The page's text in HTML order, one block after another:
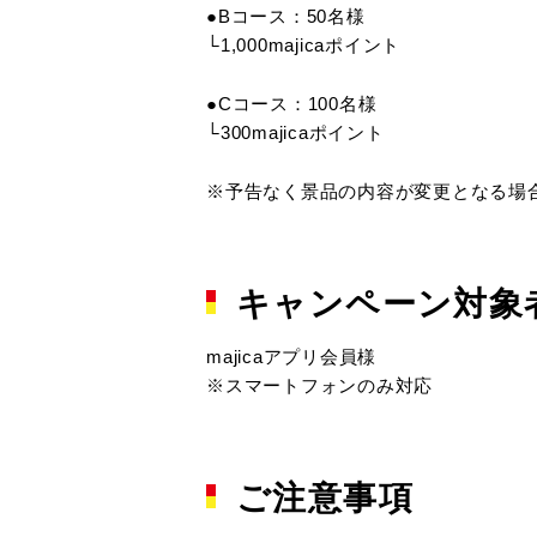
●Bコース：50名様
└1,000majicaポイント
●Cコース：100名様
└300majicaポイント
※予告なく景品の内容が変更となる場
キャンペーン対象
majicaアプリ会員様
※スマートフォンのみ対応
ご注意事項